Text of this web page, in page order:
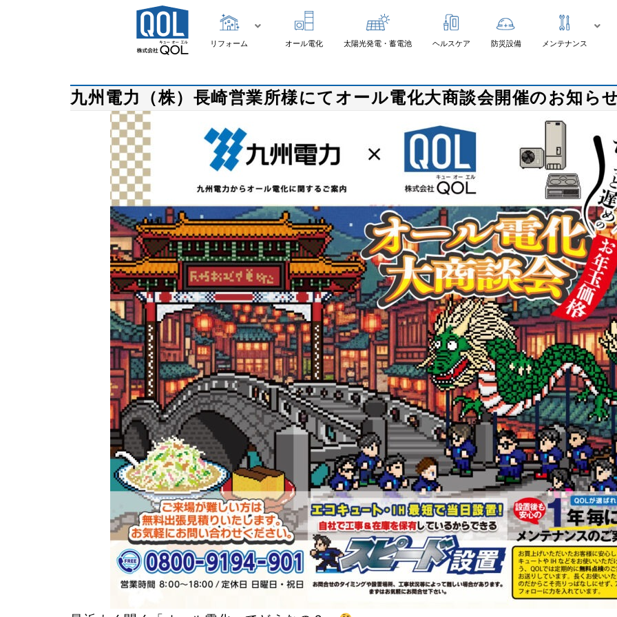
リフォーム オール電化 太陽光発電・蓄電池 ヘルスケア 防災設備 メンテナンス
九州電力（株）長崎営業所様にてオール電化大商談会開催のお知ら